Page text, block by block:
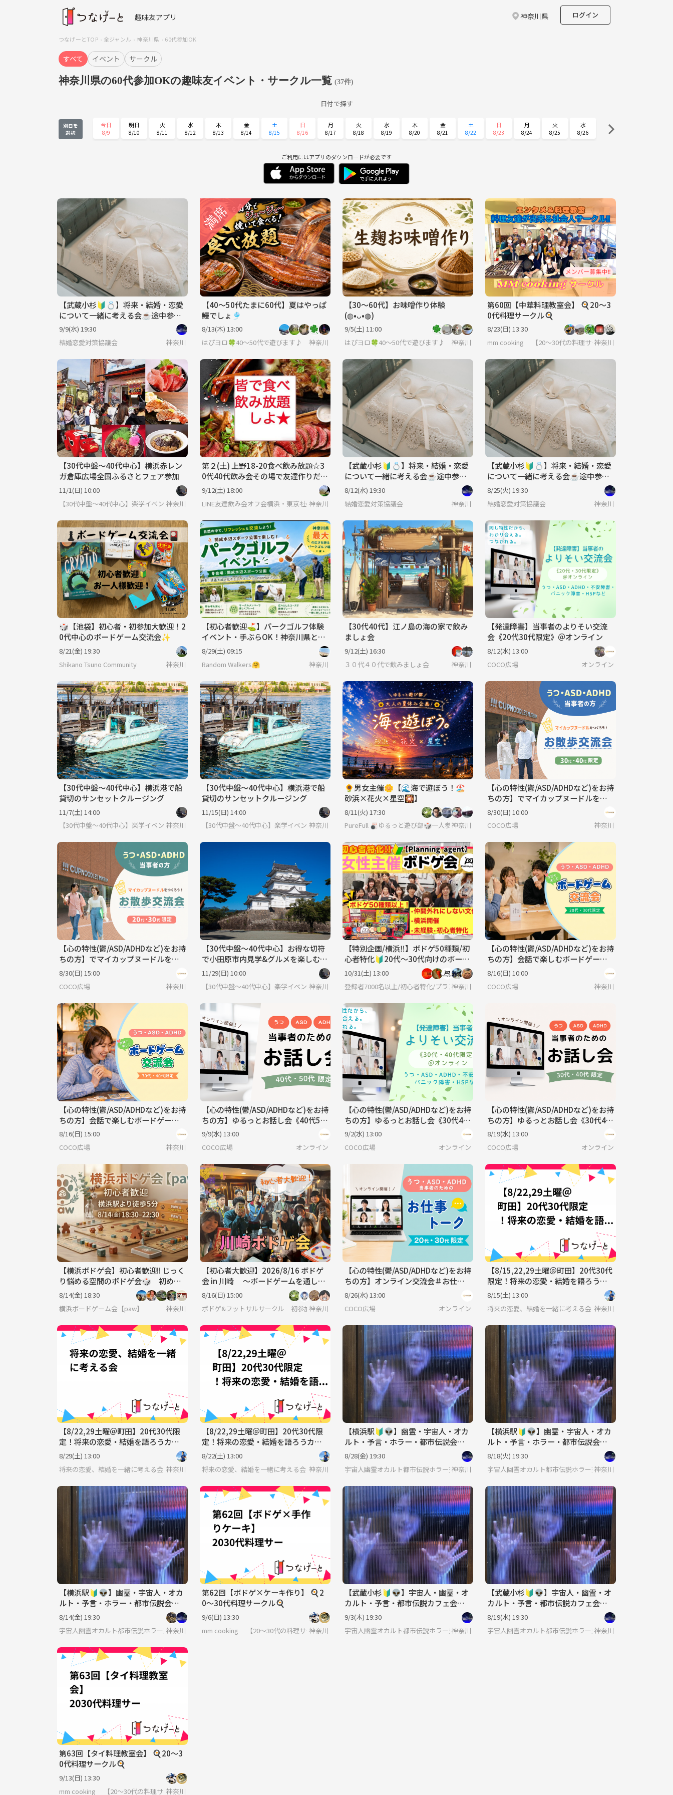
趣味友アプリ 神奈川県 ログイン
つなげーとTOP 全ジャンル 神奈川県 60代参加OK
すべて イベント サークル
神奈川県の60代参加OKの趣味友イベント・サークル一覧 (37件)
日付で探す
別日を
選択
今日
8/9
明日
8/10
火
8/11
水
8/12
木
8/13
金
8/14
土
8/15
日
8/16
月
8/17
火
8/18
水
8/19
木
8/20
金
8/21
土
8/22
日
8/23
月
8/24
火
8/25
水
8/26
9/3 9/4 9/5 9/6
ご利用にはアプリのダウンロードが必要です
【武蔵小杉🔰💍】将来・結婚・恋愛
について一緒に考える会☕️途中参加
可♪20代〜40代✨
9/9(水) 19:30
結婚恋愛対策協議会
神奈川
【40〜50代たまに60代】夏はやっぱ
鰻でしょ🎐
8/13(木) 13:00
はぴヨロ🍀40〜50代で遊びます♪
神奈川
【30〜60代】お味噌作り体験
(⁠◍⁠•⁠ᴗ⁠•⁠◍⁠)
9/5(土) 11:00
はぴヨロ🍀40〜50代で遊びます♪
神奈川
第60回【中華料理教室会】 🍳20〜3
0代料理サークル🍳
8/23(日) 13:30
mm cooking 【20～30代の料理サークル】
神奈川
【30代中盤〜40代中心】横浜赤レン
ガ倉庫広場全国ふるさとフェア参加
11/1(日) 10:00
【30代中盤〜40代中心】楽学イベント・勉強会コミュニティ
神奈川
第２(土) 上野18-20食べ飲み放題☆3
0代40代飲み会その場で友達作りだよ
アットホームに初参加、一人参加大
歓迎
9/12(土) 18:00
LINE友達飲み会オフ会横浜・東京社会人サークル
神奈川
【武蔵小杉🔰💍】将来・結婚・恋愛
について一緒に考える会☕️途中参加
可♪20代〜40代✨
8/12(水) 19:30
結婚恋愛対策協議会
神奈川
【武蔵小杉🔰💍】将来・結婚・恋愛
について一緒に考える会☕️途中参加
可♪20代〜40代✨
8/25(火) 19:30
結婚恋愛対策協議会
神奈川
🎲【池袋】初心者・初参加大歓迎！2
0代中心のボードゲーム交流会✨
8/21(金) 19:30
Shikano Tsuno Community
神奈川
【初心者歓迎⛳️】パークゴルフ体験
イベント・手ぶらOK！神奈川県と東
京都で最高の環境！
8/29(土) 09:15
Random Walkers🤗
神奈川
【30代40代】江ノ島の海の家で飲み
ましょ会
9/12(土) 16:30
３０代４０代で飲みましょ会
神奈川
【発達障害】当事者のよりそい交流
会《20代30代限定》＠オンライン
8/12(水) 13:00
COCO広場
オンライン
【30代中盤〜40代中心】横浜港で船
貸切のサンセットクルージング
11/7(土) 14:00
【30代中盤〜40代中心】楽学イベント・勉強会コミュニティ
神奈川
【30代中盤〜40代中心】横浜港で船
貸切のサンセットクルージング
11/15(日) 14:00
【30代中盤〜40代中心】楽学イベント・勉強会コミュニティ
神奈川
🌻男女主催🌼【🌊海で遊ぼう！🏖️
砂浜×花火×星空🎇】
8/11(火) 17:30
PureFull 🎳ゆるっと遊び部🎲一人参加でも気軽に気楽に🐥
神奈川
【心の特性(鬱/ASD/ADHDなど)をお持
ちの方】でマイカップヌードルをつ
くろう！《30代40代限定》
8/30(日) 10:00
COCO広場
神奈川
【心の特性(鬱/ASD/ADHDなど)をお持
ちの方】でマイカップヌードルをつ
くろう！《20代30代限定》
8/30(日) 15:00
COCO広場
神奈川
【30代中盤〜40代中心】お得な切符
で小田原市内見学&グルメを楽しむ小
旅行🚝
11/29(日) 10:00
【30代中盤〜40代中心】楽学イベント・勉強会コミュニティ
神奈川
【特別企画/横浜‼️】ボドゲ50種類/初
心者特化🔰20代〜30代向けのボード
ゲーム会
10/31(土) 13:00
登録者7000名以上/初心者特化/プランニングエージェント
神奈川
【心の特性(鬱/ASD/ADHDなど)をお持
ちの方】会話で楽しむボードゲーム
交流会《20代30代限定》
8/16(日) 10:00
COCO広場
神奈川
【心の特性(鬱/ASD/ADHDなど)をお持
ちの方】会話で楽しむボードゲーム
交流会《30代40代限定》
8/16(日) 15:00
COCO広場
神奈川
【心の特性(鬱/ASD/ADHDなど)をお持
ちの方】ゆるっとお話し会《40代50
代限定》＠オンライン
9/9(水) 13:00
COCO広場
オンライン
【心の特性(鬱/ASD/ADHDなど)をお持
ちの方】ゆるっとお話し会《30代40
代限定》＠オンライン
9/2(水) 13:00
COCO広場
オンライン
【心の特性(鬱/ASD/ADHDなど)をお持
ちの方】ゆるっとお話し会《30代40
代限定》＠オンライン
8/19(水) 13:00
COCO広場
オンライン
【横浜ボドゲ会】初心者歓迎!! じっく
り悩める空間のボドゲ会🎲 初めて
のステップアップに🦘
8/14(金) 18:30
横浜ボードゲーム会【paw】
神奈川
【初心者大歓迎】2026/8/16 ボドゲ
会 in 川崎 〜ボードゲームを通して
新しい仲間を見つけよう😆〜
8/16(日) 15:00
ボドゲ&フットサルサークル 初参加・初心者大歓迎！-ぼーだーれす/ボーダーレス-
神奈川
【心の特性(鬱/ASD/ADHDなど)をお持
ちの方】オンライン交流会＃お仕事
のお悩み編《20代30代限定》＠オン
ライン
8/26(水) 13:00
COCO広場
オンライン
【8/15,22,29土曜＠町田】20代30代
限定！将来の恋愛・結婚を語ろうカ
フェ会☕貸切＆おひとり様歓迎✨
8/15(土) 13:00
将来の恋愛、結婚を一緒に考える会 神奈川
【8/22,29土曜＠町田】20代30代限
定！将来の恋愛・結婚を語ろうカフ
ェ会☕貸切＆おひとり様歓迎✨
8/29(土) 13:00
将来の恋愛、結婚を一緒に考える会 神奈川
【8/22,29土曜＠町田】20代30代限
定！将来の恋愛・結婚を語ろうカフ
ェ会☕貸切＆おひとり様歓迎✨
8/22(土) 13:00
将来の恋愛、結婚を一緒に考える会 神奈川
【横浜駅🔰👽】幽霊・宇宙人・オカ
ルト・予言・ホラー・都市伝説会☕️
途中参加可♪
8/28(金) 19:30
宇宙人幽霊オカルト都市伝説ホラー交流会
神奈川
【横浜駅🔰👽】幽霊・宇宙人・オカ
ルト・予言・ホラー・都市伝説会☕️
途中参加可♪
8/18(火) 19:30
宇宙人幽霊オカルト都市伝説ホラー交流会
神奈川
【横浜駅🔰👽】幽霊・宇宙人・オカ
ルト・予言・ホラー・都市伝説会🍺
☕️途中参加可♪
8/14(金) 19:30
宇宙人幽霊オカルト都市伝説ホラー交流会
神奈川
第62回【ボドゲ×ケーキ作り】 🍳2
0〜30代料理サークル🍳
9/6(日) 13:30
mm cooking 【20～30代の料理サークル】
神奈川
【武蔵小杉🔰👽】宇宙人・幽霊・オ
カルト・予言・都市伝説カフェ会☕️
途中参加可♪
9/3(木) 19:30
宇宙人幽霊オカルト都市伝説ホラー交流会
神奈川
【武蔵小杉🔰👽】宇宙人・幽霊・オ
カルト・予言・都市伝説カフェ会☕️
途中参加可♪
8/19(水) 19:30
宇宙人幽霊オカルト都市伝説ホラー交流会
神奈川
第63回【タイ料理教室会】 🍳20〜3
0代料理サークル🍳
9/13(日) 13:30
mm cooking 【20～30代の料理サークル】
神奈川